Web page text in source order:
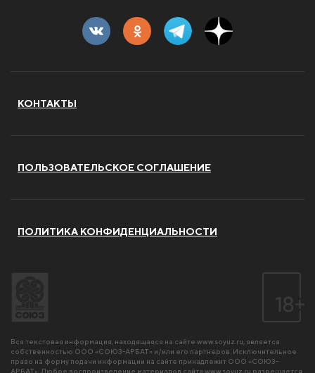
КОНТАКТЫ
ПОЛЬЗОВАТЕЛЬСКОЕ СОГЛАШЕНИЕ
ПОЛИТИКА КОНФИДЕНЦИАЛЬНОСТИ
Вся текстовая информация, находящаяся на сайте www.soyuz.ru, является
собственностью ООО «СОЮЗ-АРБАТ» и/или его партнеров. Исключительное
право на форму подачи информации на сайте принадлежит ООО «СОЮЗ-
АРБАТ». Любое воспроизведение материалов сайта www.soyuz.ru разрешается